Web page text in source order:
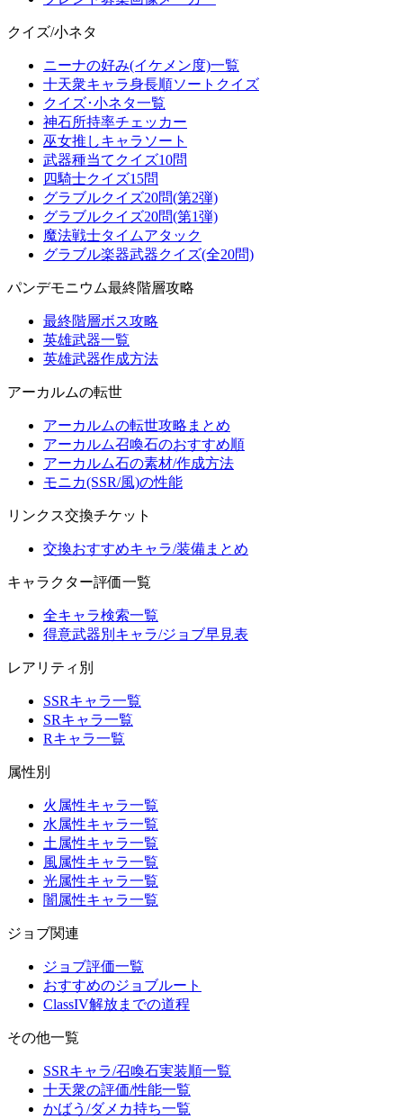
クイズ/小ネタ
ニーナの好み(イケメン度)一覧
十天衆キャラ身長順ソートクイズ
クイズ･小ネタ一覧
神石所持率チェッカー
巫女推しキャラソート
武器種当てクイズ10問
四騎士クイズ15問
グラブルクイズ20問(第2弾)
グラブルクイズ20問(第1弾)
魔法戦士タイムアタック
グラブル楽器武器クイズ(全20問)
パンデモニウム最終階層攻略
最終階層ボス攻略
英雄武器一覧
英雄武器作成方法
アーカルムの転世
アーカルムの転世攻略まとめ
アーカルム召喚石のおすすめ順
アーカルム石の素材/作成方法
モニカ(SSR/風)の性能
リンクス交換チケット
交換おすすめキャラ/装備まとめ
キャラクター評価一覧
全キャラ検索一覧
得意武器別キャラ/ジョブ早見表
レアリティ別
SSRキャラ一覧
SRキャラ一覧
Rキャラ一覧
属性別
火属性キャラ一覧
水属性キャラ一覧
土属性キャラ一覧
風属性キャラ一覧
光属性キャラ一覧
闇属性キャラ一覧
ジョブ関連
ジョブ評価一覧
おすすめのジョブルート
ClassIV解放までの道程
その他一覧
SSRキャラ/召喚石実装順一覧
十天衆の評価/性能一覧
かばう/ダメカ持ち一覧